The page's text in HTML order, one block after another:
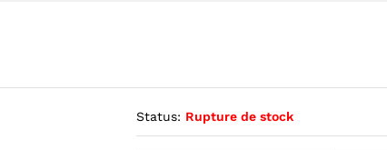
Status: Rupture de stock